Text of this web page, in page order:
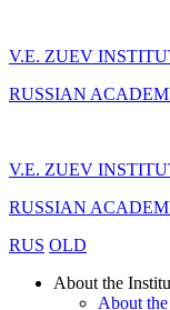
V.E. ZUEV
RUSSIAN
V.E. ZUEV
RUSSIAN
RUS OLD
About the
About